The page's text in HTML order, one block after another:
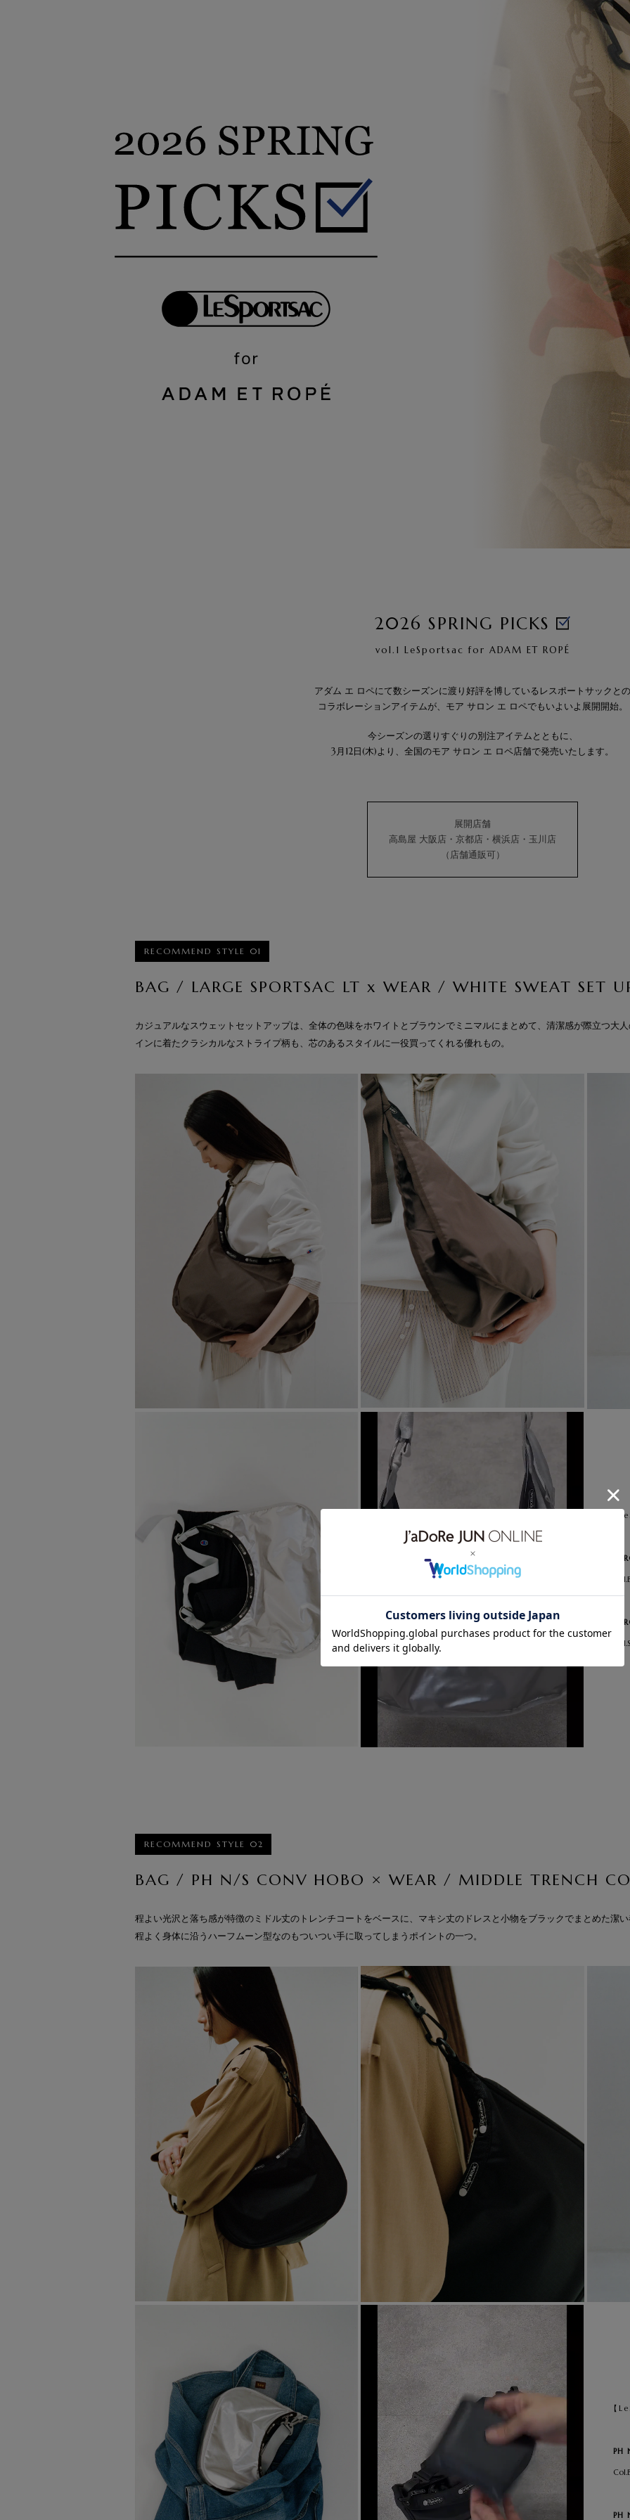
2026 SPRING PICKS
vol.1 LeSportsac for ADAM ET ROPÉ
アダム エ ロペにて数シーズンに渡り好評を博しているレスポートサックとの
コラボレーションアイテムが、モア サロン エ ロペでもいよいよ展開開始。
今シーズンの選りすぐりの別注アイテムとともに、
3月12日(木)より、全国のモア サロン エ ロペ店舗で発売いたします。
展開店舗
高島屋 大阪店・京都店・横浜店・玉川店
（店舗通販可）
RECOMMEND STYLE 01
BAG / LARGE SPORTSAC LT x WEAR / WHITE SWEAT SET
カジュアルなスウェットセットアップは、全体の色味をホワイトとブラウンでミニマルにまとめて、清潔感が際立つ大
インに着たクラシカルなストライプ柄も、芯のあるスタイルに一役買ってくれる優れもの。
【
RECOMMEND STYLE 02
BAG / PH N/S CONV HOBO × WEAR / MIDDLE TRENCH
程よい光沢と落ち感が特徴のミドル丈のトレンチコートをベースに、マキシ丈のドレスと小物をブラックでまとめた潔
程よく身体に沿うハーフムーン型なのもついつい手に取ってしまうポイントの一つ。
【
PH
PH